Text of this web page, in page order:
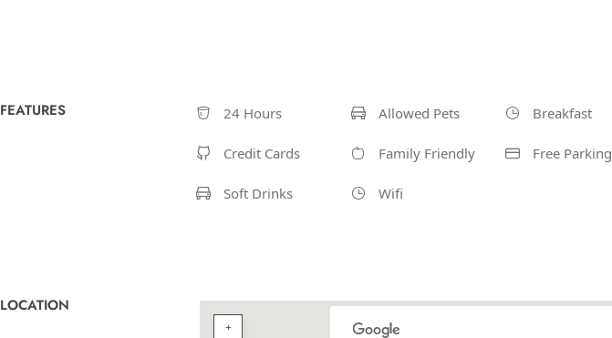
FEATURES 24 Hours Allowed Pets Breakfast
Credit Cards Family Friendly Free Parking
Soft Drinks Wifi
LOCATION